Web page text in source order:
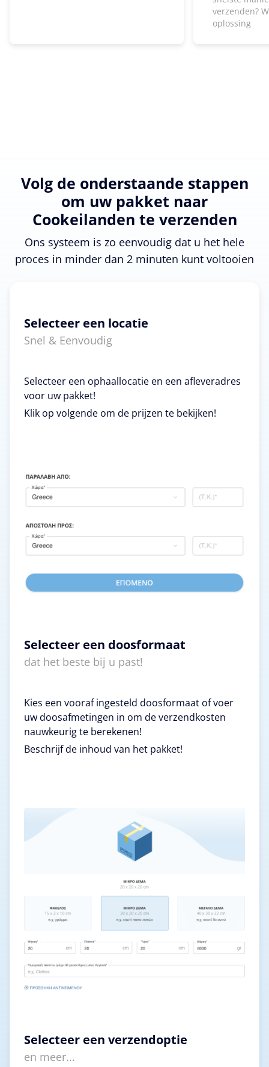
verzenden?
oplossing
Volg de onderstaande stappen
om uw pakket naar
Cookeilanden te verzenden
Ons systeem is zo eenvoudig dat u het hele
proces in minder dan 2 minuten kunt voltooien
Selecteer een locatie
Snel & Eenvoudig
Selecteer een ophaallocatie en een afleveradres
voor uw pakket!
Klik op volgende om de prijzen te bekijken!
Selecteer een doosformaat
dat het beste bij u past!
Kies een vooraf ingesteld doosformaat of voer
uw doosafmetingen in om de verzendkosten
nauwkeurig te berekenen!
Beschrijf de inhoud van het pakket!
Selecteer een verzendoptie
en meer...